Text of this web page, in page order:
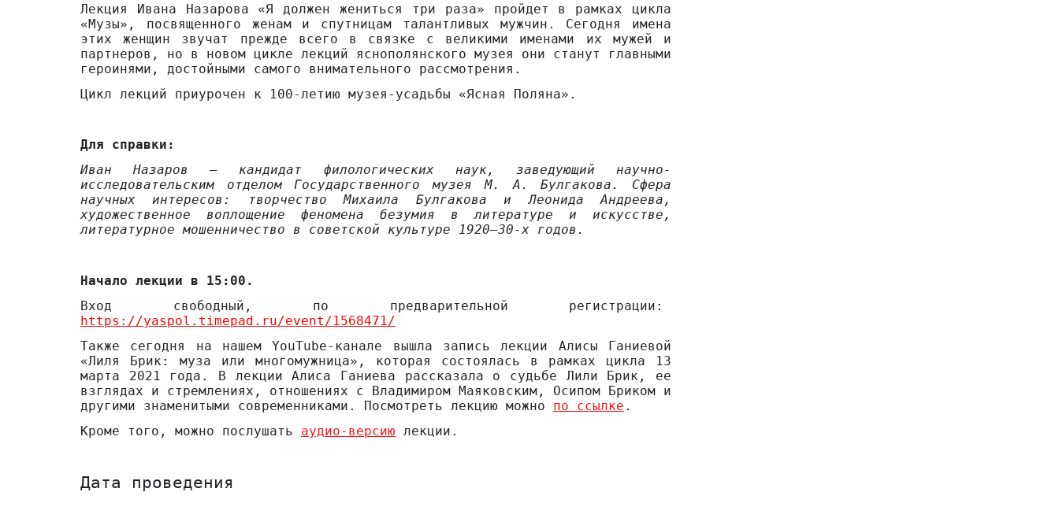
Лекция Ивана Назарова «Я должен жениться три раза» пройдет в рамках цикла
«Музы», посвященного женам и спутницам талантливых мужчин. Сегодня имена
этих женщин звучат прежде всего в связке с великими именами их мужей и
партнеров, но в новом цикле лекций яснополянского музея они станут главными
героинями, достойными самого внимательного рассмотрения.
Цикл лекций приурочен к 100-летию музея-усадьбы «Ясная Поляна».
Для справки:
Иван Назаров – кандидат филологических наук, заведующий научно-
исследовательским отделом Государственного музея М. А. Булгакова. Сфера
научных интересов: творчество Михаила Булгакова и Леонида Андреева,
художественное воплощение феномена безумия в литературе и искусстве,
литературное мошенничество в советской культуре 1920–30-х годов.
Начало лекции в 15:00.
Вход свободный, по предварительной регистрации:
https://yaspol.timepad.ru/event/1568471/
Также сегодня на нашем YouTube-канале вышла запись лекции Алисы Ганиевой
«Лиля Брик: муза или многомужница», которая состоялась в рамках цикла 13
марта 2021 года. В лекции Алиса Ганиева рассказала о судьбе Лили Брик, ее
взглядах и стремлениях, отношениях с Владимиром Маяковским, Осипом Бриком и
другими знаменитыми современниками. Посмотреть лекцию можно по ссылке .
Кроме того, можно послушать аудио-версию лекции.
Дата проведения